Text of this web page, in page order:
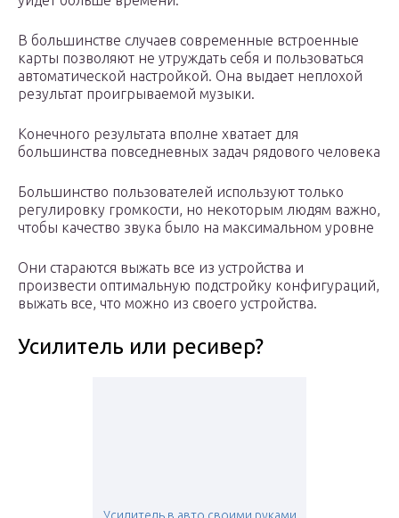
В большинстве случаев современные встроенные
карты позволяют не утруждать себя и пользоваться
автоматической настройкой. Она выдает неплохой
результат проигрываемой музыки.
Конечного результата вполне хватает для
большинства повседневных задач рядового человека
Большинство пользователей используют только
регулировку громкости, но некоторым людям важно,
чтобы качество звука было на максимальном уровне
Они стараются выжать все из устройства и
произвести оптимальную подстройку конфигураций,
выжать все, что можно из своего устройства.
Усилитель или ресивер?